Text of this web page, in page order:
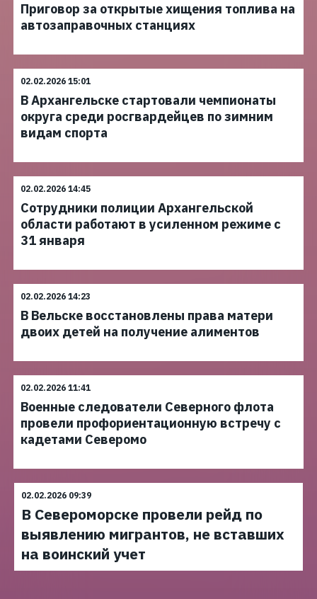
Приговор за открытые хищения топлива на
автозаправочных станциях
02.02.2026 15:01
В Архангельске стартовали чемпионаты
округа среди росгвардейцев по зимним
видам спорта
02.02.2026 14:45
Сотрудники полиции Архангельской
области работают в усиленном режиме с
31 января
02.02.2026 14:23
В Вельске восстановлены права матери
двоих детей на получение алиментов
02.02.2026 11:41
Военные следователи Северного флота
провели профориентационную встречу с
кадетами Северомо
02.02.2026 09:39
В Североморске провели рейд по
выявлению мигрантов, не вставших
на воинский учет